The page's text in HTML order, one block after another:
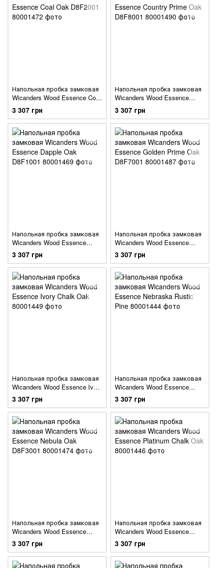
Напольная пробка замковая
Wicanders Wood Essence Coal
Oak D8F2001
3 307 грн
Напольная пробка замковая
Wicanders Wood Essence
Country Prime Oak D8F8001
3 307 грн
Напольная пробка замковая
Wicanders Wood Essence
Dapple Oak D8F1001
3 307 грн
Напольная пробка замковая
Wicanders Wood Essence
Golden Prime Oak D8F7001
3 307 грн
Напольная пробка замковая
Wicanders Wood Essence Ivory
Chalk Oak
3 307 грн
Напольная пробка замковая
Wicanders Wood Essence
Nebraska Rustic Pine
3 307 грн
Напольная пробка замковая
Wicanders Wood Essence
Nebula Oak D8F3001
3 307 грн
Напольная пробка замковая
Wicanders Wood Essence
Platinum Chalk Oak
3 307 грн